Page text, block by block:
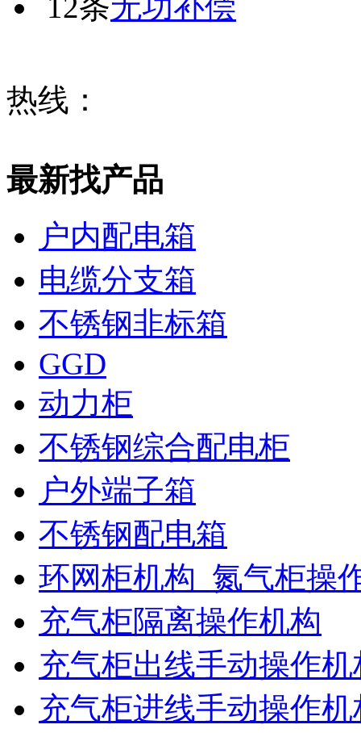
热线：
最新找产品
户内配电箱
电缆分支箱
不锈钢非标箱
GGD
动力柜
不锈钢综合配电柜
户外端子箱
不锈钢配电箱
环网柜机构_氮气柜操
充气柜隔离操作机构
充气柜出线手动操作机
充气柜进线手动操作机